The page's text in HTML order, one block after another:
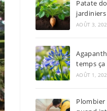
Patate
AOÛT 3,
temps
AOÛT 1,
Plombier